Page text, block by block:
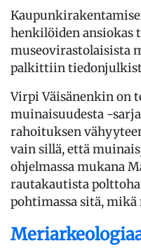
henkilöiden ansiokas
museovirastolaisista
palkittiin
Virpi Väisänenkin on
muinaisuudesta -
rahoituksen
vain sillä, että
ohjelmassa mukana
rautakautista
pohtimassa sitä,